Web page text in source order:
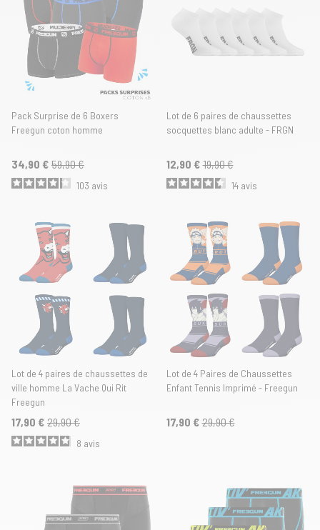
Pack Surprise de 6 Boxers
Freegun coton homme
34,90 € 59,90 €
103 avis
Lot de 6 paires de chaussettes
socquettes blanc adulte - FRGN
12,90 € 19,90 €
14 avis
Lot de 4 paires de chaussettes de
ville homme La Vache Qui Rit
Freegun
17,90 € 29,90 €
8 avis
Lot de 4 Paires de Chaussettes
Enfant Tennis Imprimé - Freegun
17,90 € 29,90 €